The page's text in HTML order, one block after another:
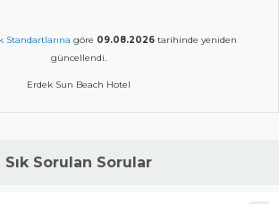
Standartlarına göre 09.08.2026 tarihinde yeniden
güncellendi.
Erdek Sun Beach Hotel
Sık Sorulan Sorular